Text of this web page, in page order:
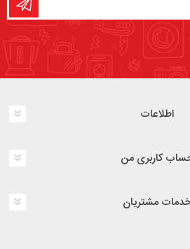
اطلاعات
کاربری من
مشتریان